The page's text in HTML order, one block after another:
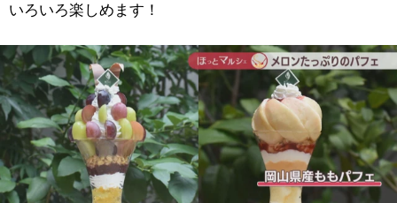
いろいろ楽しめます！